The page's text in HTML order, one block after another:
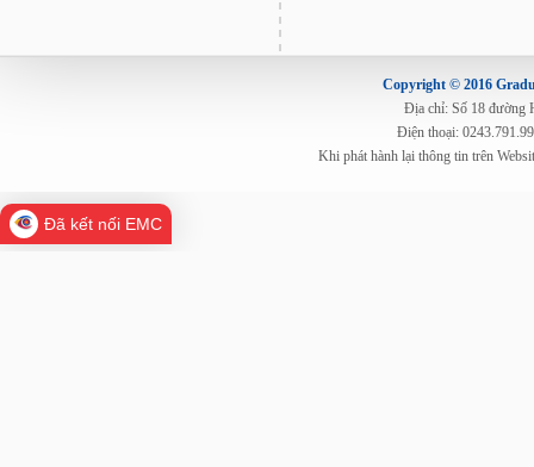
Copyright © 2016
Địa chỉ: Số 18 đường
Điện thoại:
Khi phát hành lại thông tin trên
Đã kết nối EMC